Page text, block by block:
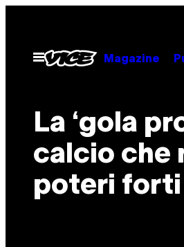
contenuto
Apri
Magazine
La ‘gola
calcio che
poteri forti